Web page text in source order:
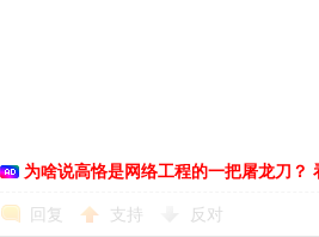
为啥说高恪是网络工程的一把屠龙刀？
回复 支持 反对